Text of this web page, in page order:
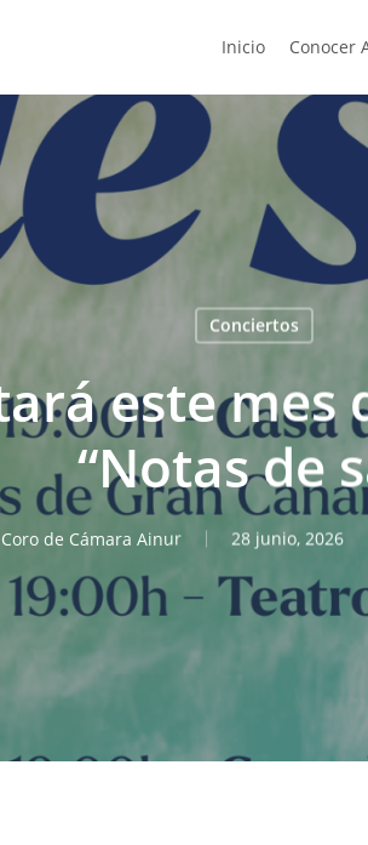
Inicio Conocer
Conciertos
este mes
“Notas de
Coro de Cámara Ainur 28 junio, 2026